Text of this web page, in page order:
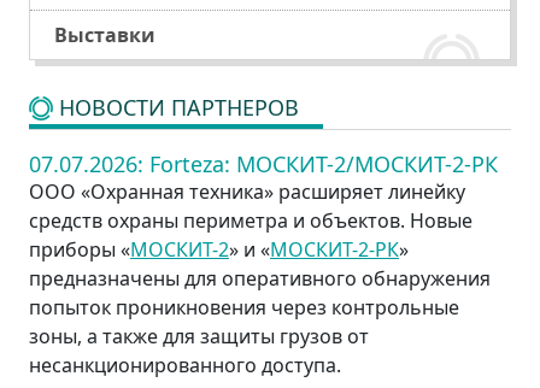
Выставки
НОВОСТИ ПАРТНЕРОВ
07.07.2026: Forteza: МОСКИТ-2/МОСКИТ-2-РК
ООО «Охранная техника» расширяет линейку
средств охраны периметра и объектов. Новые
приборы «МОСКИТ-2» и «МОСКИТ-2-РК»
предназначены для оперативного обнаружения
попыток проникновения через контрольные
зоны, а также для защиты грузов от
несанкционированного доступа.